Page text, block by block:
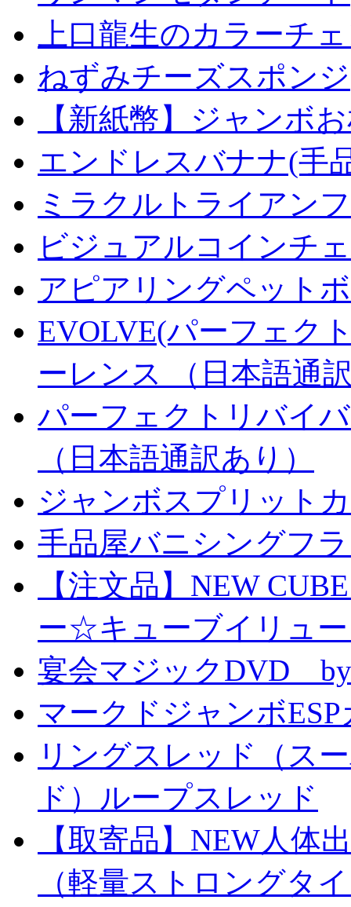
上口龍生のカラーチ
ねずみチーズスポンジ
【新紙幣】ジャンボ
エンドレスバナナ(手
ミラクルトライアン
ビジュアルコインチ
アピアリングペット
EVOLVE(パーフェク
ーレンス （日本語通
パーフェクトリバイ
（日本語通訳あり）
ジャンボスプリット
手品屋バニシングフ
【注文品】NEW
ー☆キューブイリュ
宴会マジックDVD
マークドジャンボ
リングスレッド（ス
ド）ループスレッド
【取寄品】NEW人体
（軽量ストロングタ